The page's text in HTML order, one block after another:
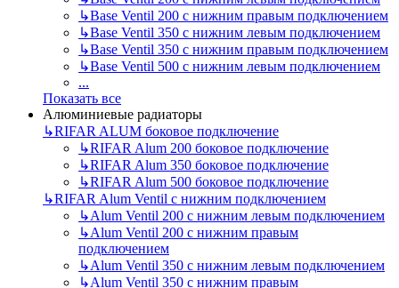
↳Base Ventil 200 с нижним правым подключением
↳Base Ventil 350 с нижним левым подключением
↳Base Ventil 350 с нижним правым подключением
↳Base Ventil 500 с нижним левым подключением
...
Показать все
Алюминиевые радиаторы
↳RIFAR ALUM боковое подключение
↳RIFAR Alum 200 боковое подключение
↳RIFAR Alum 350 боковое подключение
↳RIFAR Alum 500 боковое подключение
↳RIFAR Alum Ventil с нижним подключением
↳Alum Ventil 200 с нижним левым подключением
↳Alum Ventil 200 с нижним правым
подключением
↳Alum Ventil 350 с нижним левым подключением
↳Alum Ventil 350 с нижним правым